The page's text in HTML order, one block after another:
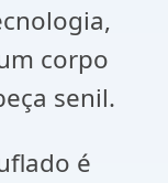
corpo
senil.
é